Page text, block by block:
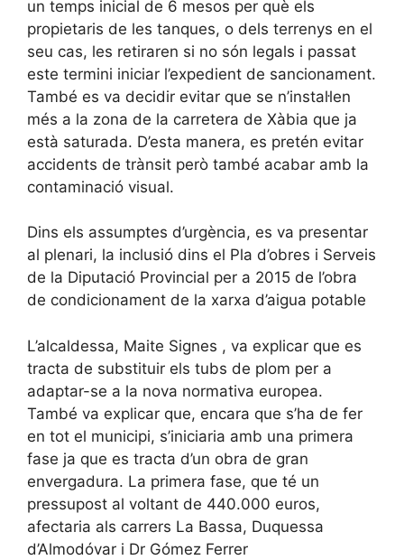
un temps inicial de 6 mesos per què els
propietaris de les tanques, o dels terrenys en el
seu cas, les retiraren si no són legals i passat
este termini iniciar l’expedient de sancionament.
També es va decidir evitar que se n’instal·len
més a la zona de la carretera de Xàbia que ja
està saturada. D’esta manera, es pretén evitar
accidents de trànsit però també acabar amb la
contaminació visual.
Dins els assumptes d’urgència, es va presentar
al plenari, la inclusió dins el Pla d’obres i Serveis
de la Diputació Provincial per a 2015 de l’obra
de condicionament de la xarxa d’aigua potable
L’alcaldessa, Maite Signes , va explicar que es
tracta de substituir els tubs de plom per a
adaptar-se a la nova normativa europea.
També va explicar que, encara que s’ha de fer
en tot el municipi, s’iniciaria amb una primera
fase ja que es tracta d’un obra de gran
envergadura. La primera fase, que té un
pressupost al voltant de 440.000 euros,
afectaria als carrers La Bassa, Duquessa
d’Almodóvar i Dr Gómez Ferrer